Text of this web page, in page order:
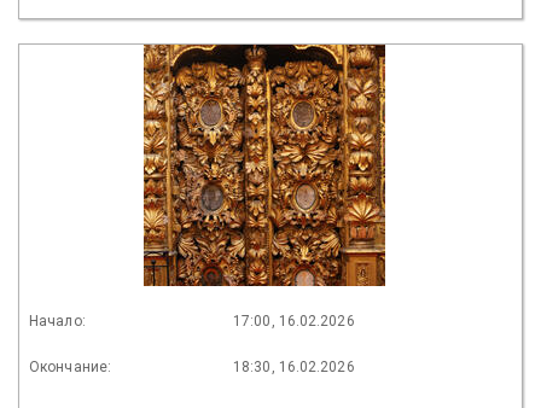
Начало: 17:00, 16.02.2026
Окончание: 18:30, 16.02.2026